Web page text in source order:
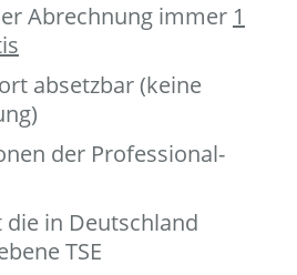
Abrechnung immer 1
absetzbar (keine
der Professional-
in Deutschland
TSE